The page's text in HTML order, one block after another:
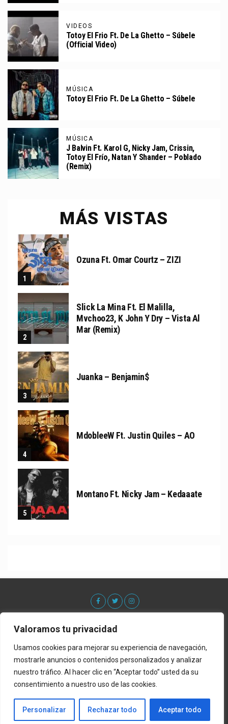
Valoramos tu privacidad
Usamos cookies para mejorar su experiencia de navegación,
mostrarle anuncios o contenidos personalizados y analizar
nuestro tráfico. Al hacer clic en “Aceptar todo” usted da su
consentimiento a nuestro uso de las cookies.
Personalizar Rechazar todo Aceptar todo
VIDEOS
Totoy El Frio Ft. De La Ghetto – Súbele
(Official Video)
MÚSICA
Totoy El Frio Ft. De La Ghetto – Súbele
MÚSICA
J Balvin Ft. Karol G, Nicky Jam, Crissin,
Totoy El Frío, Natan Y Shander – Poblado
(Remix)
MÁS VISTAS
Ozuna Ft. Omar Courtz – ZIZI
Slick La Mina Ft. El Malilla,
Mvchoo23, K John Y Dry – Vista Al
Mar (Remix)
Juanka – Benjamin$
MdobleeW Ft. Justin Quiles – AO
Montano Ft. Nicky Jam – Kedaaate
Acerca De Contacto Lista de Estrenos
Copyright © 2022 ElGenero Official. Sitio por Promo Music Inc